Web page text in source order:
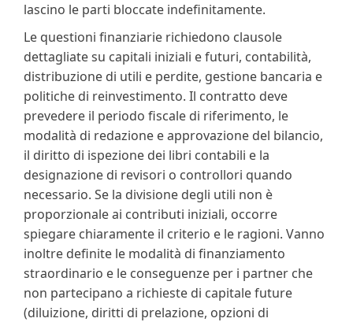
lascino le parti bloccate indefinitamente.
Le questioni finanziarie richiedono clausole
dettagliate su capitali iniziali e futuri, contabilità,
distribuzione di utili e perdite, gestione bancaria e
politiche di reinvestimento. Il contratto deve
prevedere il periodo fiscale di riferimento, le
modalità di redazione e approvazione del bilancio,
il diritto di ispezione dei libri contabili e la
designazione di revisori o controllori quando
necessario. Se la divisione degli utili non è
proporzionale ai contributi iniziali, occorre
spiegare chiaramente il criterio e le ragioni. Vanno
inoltre definite le modalità di finanziamento
straordinario e le conseguenze per i partner che
non partecipano a richieste di capitale future
(diluizione, diritti di prelazione, opzioni di